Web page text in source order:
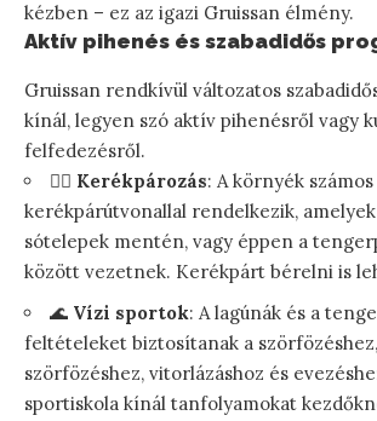
kézben – ez az igazi Gruissan élmény.
Aktív pihenés és szabadidős
Gruissan rendkívül változatos
kínál, legyen szó aktív pihenésről vagy
felfedezésről.
🚴‍♂️ Kerékpározás: A környék számos
kerékpárútvonallal rendelkezik, amelyek
sótelepek mentén, vagy éppen a
között vezetnek. Kerékpárt bérelni is
🌊 Vízi sportok: A lagúnák és a
feltételeket biztosítanak a
szörfözéshez, vitorlázáshoz és
sportiskola kínál tanfolyamokat